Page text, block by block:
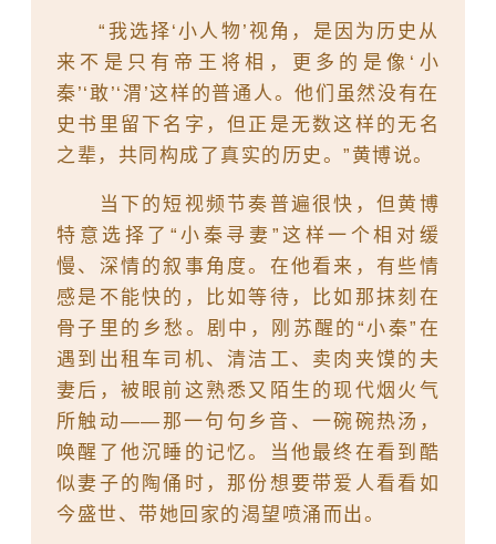
“我选择‘小人物’视角，是因为历史从
来不是只有帝王将相，更多的是像‘小
秦’‘敢’‘渭’这样的普通人。他们虽然没有在
史书里留下名字，但正是无数这样的无名
之辈，共同构成了真实的历史。”黄博说。
当下的短视频节奏普遍很快，但黄博
特意选择了“小秦寻妻”这样一个相对缓
慢、深情的叙事角度。在他看来，有些情
感是不能快的，比如等待，比如那抹刻在
骨子里的乡愁。剧中，刚苏醒的“小秦”在
遇到出租车司机、清洁工、卖肉夹馍的夫
妻后，被眼前这熟悉又陌生的现代烟火气
所触动——那一句句乡音、一碗碗热汤，
唤醒了他沉睡的记忆。当他最终在看到酷
似妻子的陶俑时，那份想要带爱人看看如
今盛世、带她回家的渴望喷涌而出。